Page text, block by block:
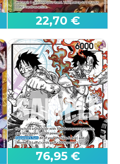
Jewelry Bonney (OP12-
118)
OP12 - Legacy of the Master
22,70 €
76,95 €